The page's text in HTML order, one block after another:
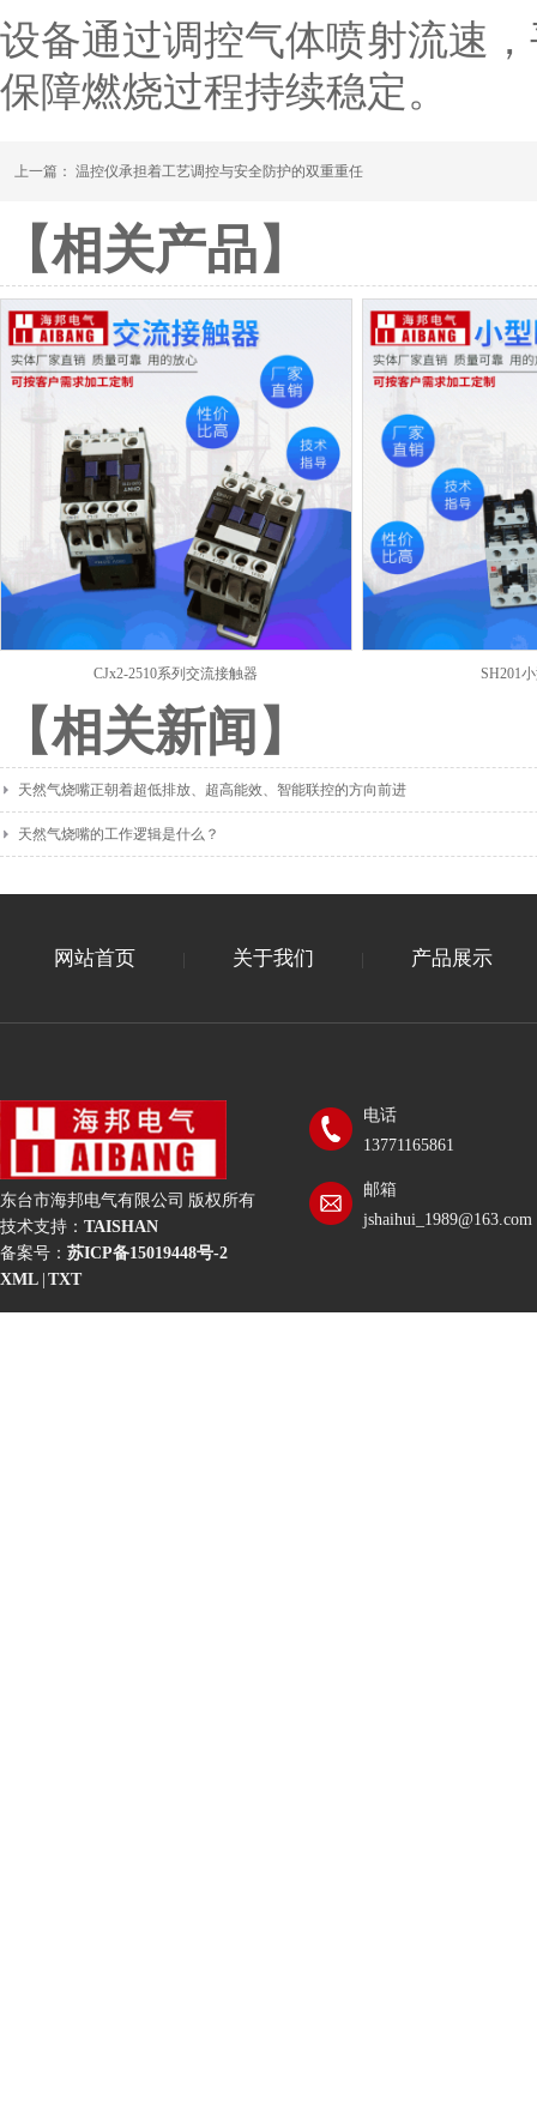
设备通过调控气体喷射流速
保障燃烧过程持续稳定。
上一篇： 温控仪承担着工艺调控与安全防护的双重重任
【相关产品】
CJx2-2510系列交流接触器 SH201
【相关新闻】
天然气烧嘴正朝着超低排放、超高能效、智能联控的方向前进
天然气烧嘴的工作逻辑是什么？
网站首页 关于我们 产品展示
东台市海邦电气有限公司 版权所有
技术支持： TAISHAN
备案号： 苏ICP备15019448号-2
XML TXT
电话
13771165861
邮箱
jshaihui_1989@163.com